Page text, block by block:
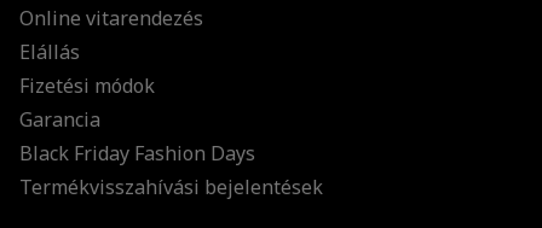
Online vitarendezés
Elállás
Fizetési módok
Garancia
Black Friday Fashion Days
Termékvisszahívási bejelentések